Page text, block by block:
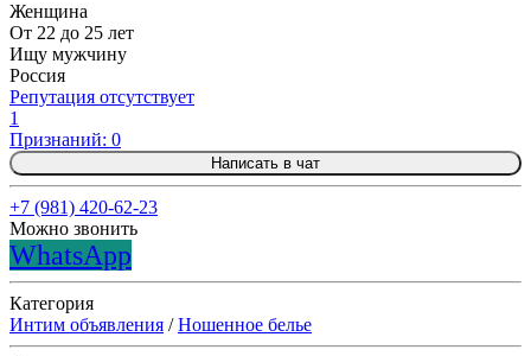
Женщина
От 22 до 25 лет
Ищу мужчину
Россия
Репутация отсутствует
1
Признаний: 0
Написать в чат
+7 (981) 420-62-23
Можно звонить
WhatsApp
Категория
Интим объявления /Ношенное белье